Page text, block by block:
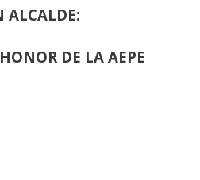
ALCALDE:
DE LA AEPE